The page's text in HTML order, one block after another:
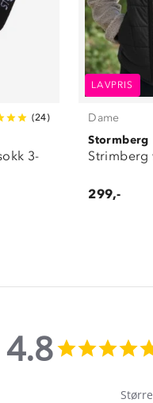
(24)
3-
LAVPRIS
Dame
Stormberg
Strimberg
299,-
4.8